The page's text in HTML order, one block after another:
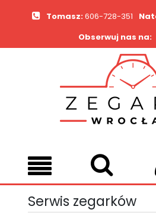
Tomasz:606-728-351
Obserwuj nas na:
Serwis zegarków